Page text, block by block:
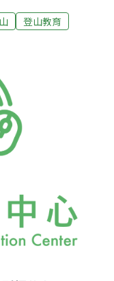
而返，最後博崴在
台灣山岳的特殊
通道。正確的做法
。博崴的父母在喪
台。他們四處奔
民文化。同時他們
搜救的過程中，是
判決政府該賠償張
極，一方為警消
此回應說，訴訟
登山教育